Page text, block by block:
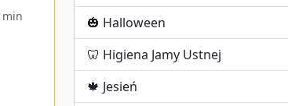
min 🎃 Halloween
🦷 Higiena Jamy Ustnej
🍁 Jesień